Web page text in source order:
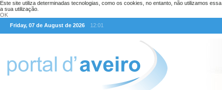
Este site utiliza determinadas tecnologias, como os cookies, no entanto, não utilizamos
a sua utilização.
OK
Friday, 07 de August de 2026
12:01